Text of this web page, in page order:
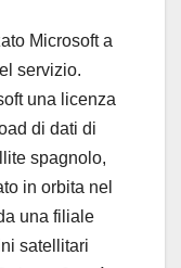
Microsoft a
servizio.
una licenza
di dati di
spagnolo,
in orbita nel
una filiale
satellitari